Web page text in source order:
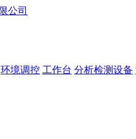
环境调控 工作台 分析检测设备